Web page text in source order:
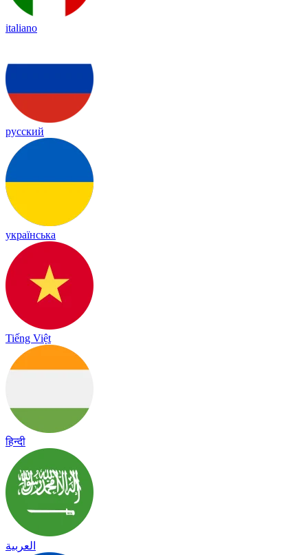
italiano
русский
українська
Tiếng Việt
हिन्दी
العربية